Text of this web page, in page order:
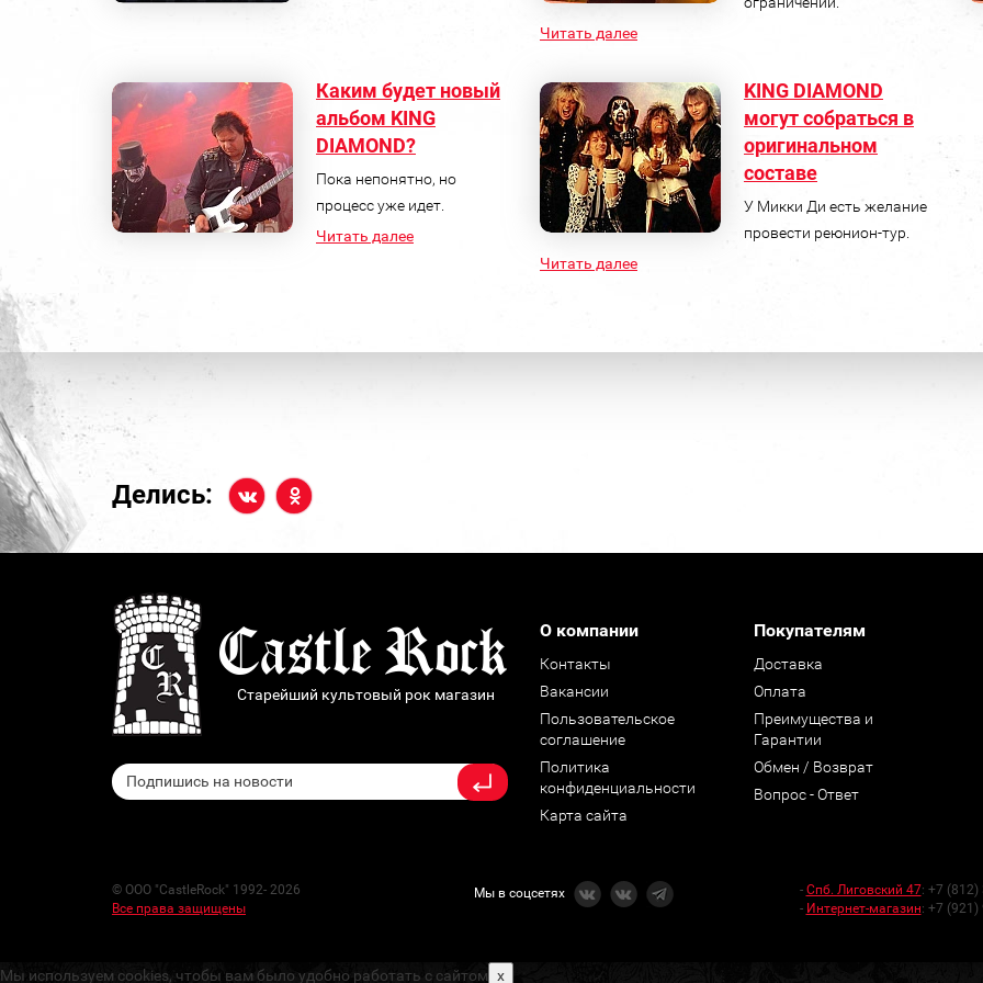
Читать далее
Каким будет новый
альбом KING
DIAMOND?
Пока непонятно, но
процесс уже идет.
Читать далее
KING DIAMOND
могут собраться в
оригинальном
составе
У Микки Ди есть желание
провести реюнион-тур.
Читать далее
Делись:
Старейший культовый рок магазин
О компании
Контакты
Вакансии
Пользовательское
соглашение
Политика
конфиденциальности
Карта сайта
Покупателям
Доставка
Оплата
Преимущества и
Гарантии
Обмен / Возврат
Вопрос - Ответ
© ООО "CastleRock" 1992- 2026
Все права защищены
Мы в соцсетях - Спб. Лиговский 47: +7 (812)
- Интернет-магазин: +7 (921)
Мы используем cookies, чтобы вам было удобно работать с сайтом x